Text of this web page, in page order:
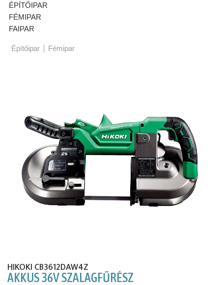
ÉPÍTŐIPAR
FÉMIPAR
FAIPAR
Építőipar Fémipar
Előző
HIKOKI CB3612DAW4Z
AKKUS 36V SZALAGFŰRÉSZ